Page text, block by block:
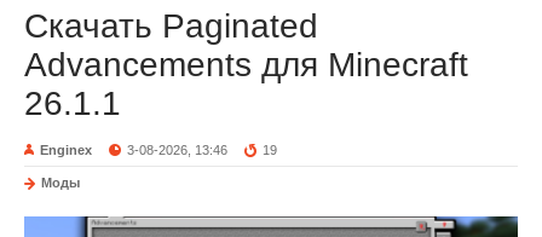
Скачать Paginated
Advancements для Minecraft
26.1.1
Enginex 3-08-2026, 13:46 19
Моды